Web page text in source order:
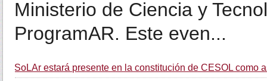
Ministerio de Ciencia y
ProgramAR. Este even...
SoLAr estará presente en la constitución de CESOL como